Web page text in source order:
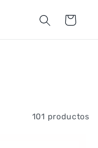
Carrito
101 productos